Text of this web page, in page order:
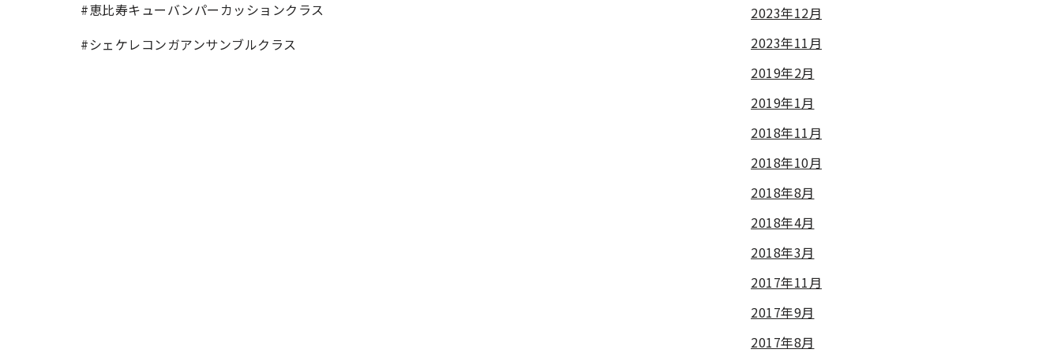
#恵比寿キューバンパーカッションクラス
#シェケレコンガアンサンブルクラス
2023年12月
2023年11月
2019年2月
2019年1月
2018年11月
2018年10月
2018年8月
2018年4月
2018年3月
2017年11月
2017年9月
2017年8月